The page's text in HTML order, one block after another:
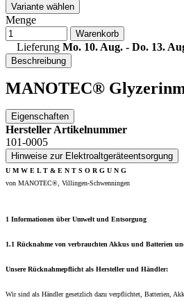
Variante wählen
Menge
Warenkorb
Lieferung Mo. 10. Aug. - Do. 13.
Beschreibung
MANOTEC®
Eigenschaften
Hersteller Artikelnummer
101-0005
Hinweise zur Elektroaltgeräteentsorgung
U M W E L T & E N T S O R G U N G
von MANOTEC®, Villingen-Schwenningen
1 Informationen über Umwelt und Entsorgung
1.1 Rücknahme von verbrauchten Akkus und Batterien
Unsere Rücknahmepflicht als Hersteller und Händler:
Wir sind als Händler gesetzlich dazu verpflichtet, Batterien,